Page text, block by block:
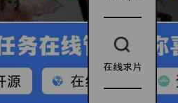
在线求片